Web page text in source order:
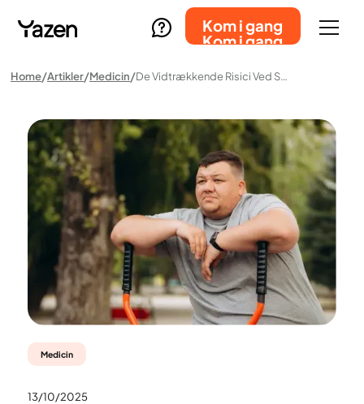
Kom i gang
Kom i gang
Home Artikler Medicin De Vidtrækkende Risici Ved Svær Overvægt Hos Mænd: Et Samlet Overblik
Medicin
13/10/2025